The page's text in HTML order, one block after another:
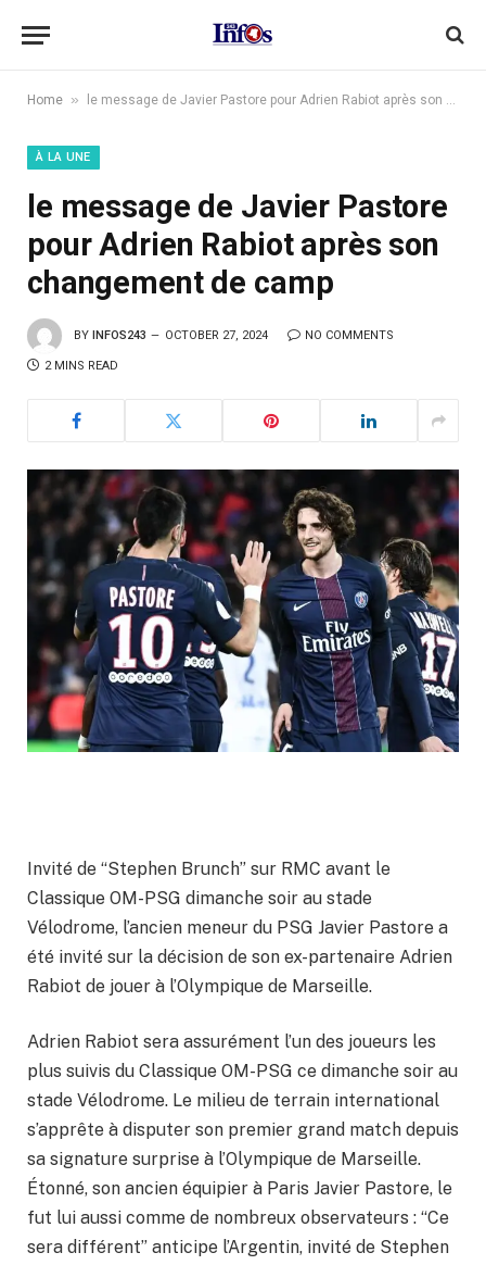
Home » le message de Javier Pastore pour Adrien Rabiot après son changement de camp
À LA UNE
le message de Javier Pastore
pour Adrien Rabiot après son
changement de camp
BY INFOS243 OCTOBER 27, 2024 NO COMMENTS
2 MINS READ
Invité de “Stephen Brunch” sur RMC avant le
Classique OM-PSG dimanche soir au stade
Vélodrome, l’ancien meneur du PSG Javier Pastore a
été invité sur la décision de son ex-partenaire Adrien
Rabiot de jouer à l’Olympique de Marseille.
Adrien Rabiot sera assurément l’un des joueurs les
plus suivis du Classique OM-PSG ce dimanche soir au
stade Vélodrome. Le milieu de terrain international
s’apprête à disputer son premier grand match depuis
sa signature surprise à l’Olympique de Marseille.
Étonné, son ancien équipier à Paris Javier Pastore, le
fut lui aussi comme de nombreux observateurs : “Ce
sera différent” anticipe l’Argentin, invité de Stephen